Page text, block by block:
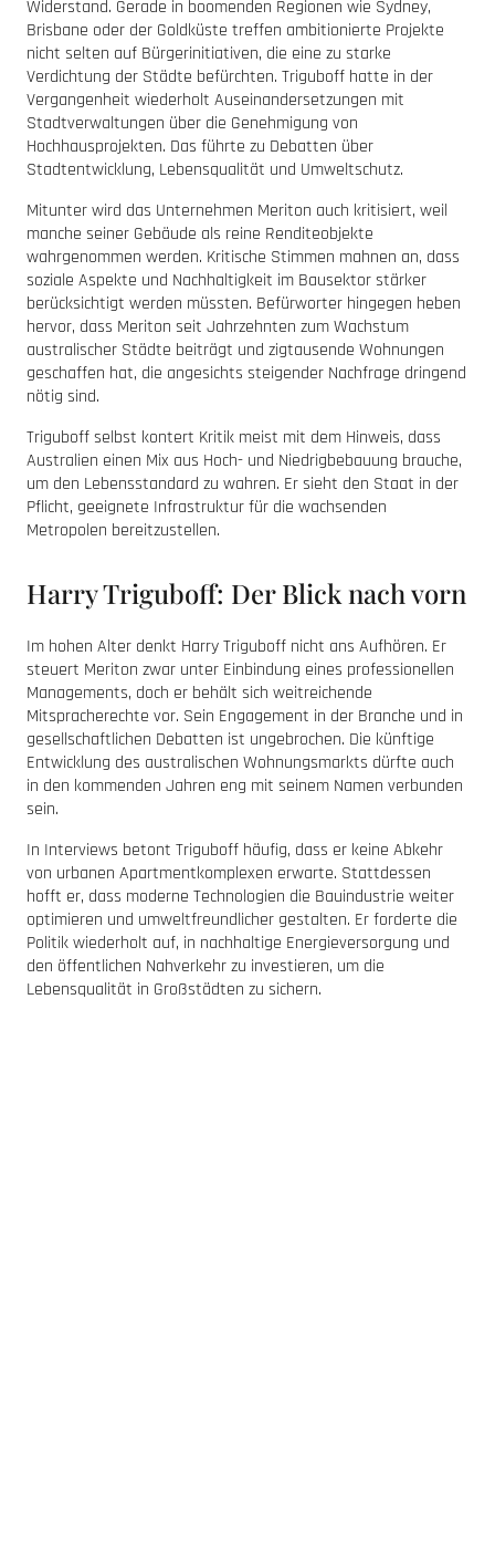
Widerstand. Gerade in boomenden Regionen wie Sydney,
Brisbane oder der Goldküste treffen ambitionierte Projekte
nicht selten auf Bürgerinitiativen, die eine zu starke
Verdichtung der Städte befürchten. Triguboff hatte in der
Vergangenheit wiederholt Auseinandersetzungen mit
Stadtverwaltungen über die Genehmigung von
Hochhausprojekten. Das führte zu Debatten über
Stadtentwicklung, Lebensqualität und Umweltschutz.
Mitunter wird das Unternehmen Meriton auch kritisiert, weil
manche seiner Gebäude als reine Renditeobjekte
wahrgenommen werden. Kritische Stimmen mahnen an, dass
soziale Aspekte und Nachhaltigkeit im Bausektor stärker
berücksichtigt werden müssten. Befürworter hingegen heben
hervor, dass Meriton seit Jahrzehnten zum Wachstum
australischer Städte beiträgt und zigtausende Wohnungen
geschaffen hat, die angesichts steigender Nachfrage dringend
nötig sind.
Triguboff selbst kontert Kritik meist mit dem Hinweis, dass
Australien einen Mix aus Hoch- und Niedrigbebauung brauche,
um den Lebensstandard zu wahren. Er sieht den Staat in der
Pflicht, geeignete Infrastruktur für die wachsenden
Metropolen bereitzustellen.
Harry Triguboff: Der Blick nach vorn
Im hohen Alter denkt Harry Triguboff nicht ans Aufhören. Er
steuert Meriton zwar unter Einbindung eines professionellen
Managements, doch er behält sich weitreichende
Mitspracherechte vor. Sein Engagement in der Branche und in
gesellschaftlichen Debatten ist ungebrochen. Die künftige
Entwicklung des australischen Wohnungsmarkts dürfte auch
in den kommenden Jahren eng mit seinem Namen verbunden
sein.
In Interviews betont Triguboff häufig, dass er keine Abkehr
von urbanen Apartmentkomplexen erwarte. Stattdessen
hofft er, dass moderne Technologien die Bauindustrie weiter
optimieren und umweltfreundlicher gestalten. Er forderte die
Politik wiederholt auf, in nachhaltige Energieversorgung und
den öffentlichen Nahverkehr zu investieren, um die
Lebensqualität in Großstädten zu sichern.